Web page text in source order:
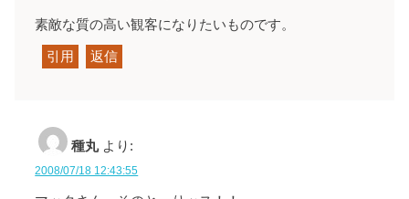
素敵な質の高い観客になりたいものです。
引用 返信
種丸 より:
2008/07/18 12:43:55